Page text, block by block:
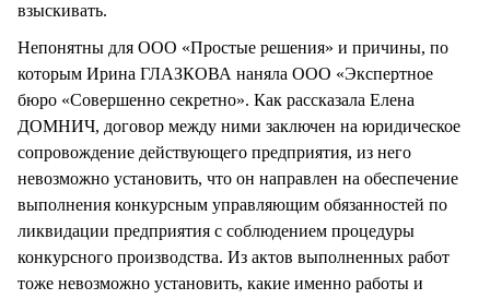
взыскивать.
Непонятны для ООО «Простые решения» и причины, по
которым Ирина ГЛАЗКОВА наняла ООО «Экспертное
бюро «Совершенно секретно». Как рассказала Елена
ДОМНИЧ, договор между ними заключен на юридическое
сопровождение действующего предприятия, из него
невозможно установить, что он направлен на обеспечение
выполнения конкурсным управляющим обязанностей по
ликвидации предприятия с соблюдением процедуры
конкурсного производства. Из актов выполненных работ
тоже невозможно установить, какие именно работы и